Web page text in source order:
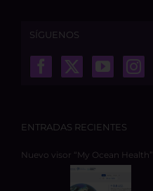
SÍGUENOS
ENTRADAS RECIENTES
Nuevo visor “My Ocean Health”